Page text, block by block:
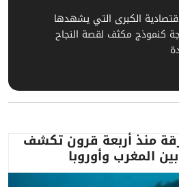
الكبرى التي يشهدها
كنموذج مكثف لقصة النجاح
منذ أربعة قرون تكشف
المغرب وأوروبا